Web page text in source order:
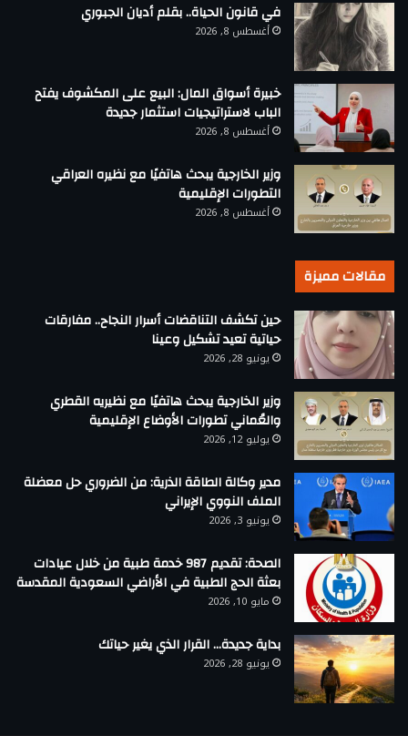
في قانون الحياة.. بقلم أديان الجبوري
أغسطس 8, 2026
خبيرة أسواق المال: البيع على المكشوف يفتح
الباب لاستراتيجيات استثمار جديدة
أغسطس 8, 2026
وزير الخارجية يبحث هاتفيًا مع نظيره العراقي
التطورات الإقليمية
أغسطس 8, 2026
مقالات مميزة
حين تكشف التناقضات أسرار النجاح.. مفارقات
حياتية تعيد تشكيل وعينا
يونيو 28, 2026
وزير الخارجية يبحث هاتفيًا مع نظيريه القطري
والعُماني تطورات الأوضاع الإقليمية
يوليو 12, 2026
مدير وكالة الطاقة الذرية: من الضروري حل معضلة
الملف النووي الإيراني
يونيو 3, 2026
الصحة: تقديم 987 خدمة طبية من خلال عيادات
بعثة الحج الطبية في الأراضي السعودية المقدسة
مايو 10, 2026
بداية جديدة… القرار الذي يغير حياتك
يونيو 28, 2026